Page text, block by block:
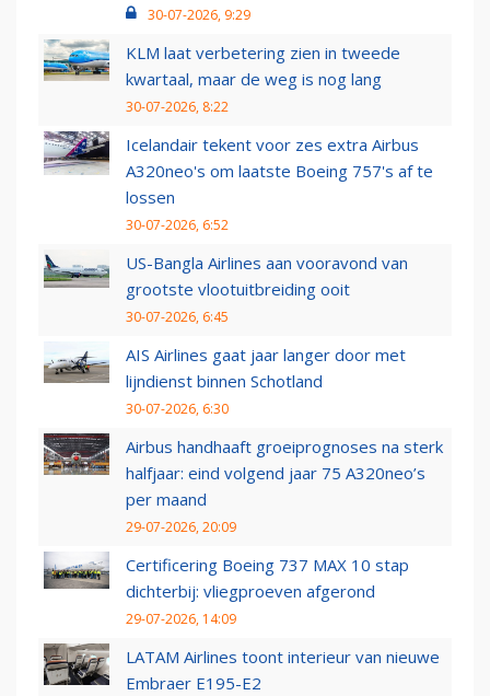
30-07-2026, 9:29
KLM laat verbetering zien in tweede
kwartaal, maar de weg is nog lang
30-07-2026, 8:22
Icelandair tekent voor zes extra Airbus
A320neo's om laatste Boeing 757's af te
lossen
30-07-2026, 6:52
US-Bangla Airlines aan vooravond van
grootste vlootuitbreiding ooit
30-07-2026, 6:45
AIS Airlines gaat jaar langer door met
lijndienst binnen Schotland
30-07-2026, 6:30
Airbus handhaaft groeiprognoses na sterk
halfjaar: eind volgend jaar 75 A320neo’s
per maand
29-07-2026, 20:09
Certificering Boeing 737 MAX 10 stap
dichterbij: vliegproeven afgerond
29-07-2026, 14:09
LATAM Airlines toont interieur van nieuwe
Embraer E195-E2